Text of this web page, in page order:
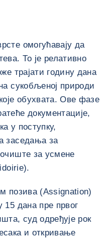
омогућавају да
То је релативно
трајати годину дана
сукобљеној природи
обухвата. Ове фазе
документације,
у поступку,
заседања за
за усмене
позива (Assignation)
15 дана пре првог
суд одређује рок
и откривање